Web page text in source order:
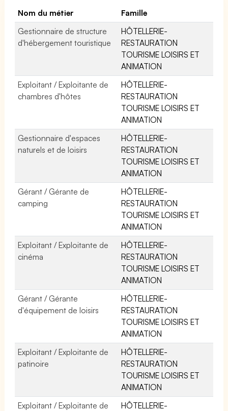
Nom du métier
Famille
Gestionnaire de structure
d'hébergement touristique
HÔTELLERIE-
RESTAURATION
TOURISME LOISIRS ET
ANIMATION
Exploitant / Exploitante de
chambres d'hôtes
HÔTELLERIE-
RESTAURATION
TOURISME LOISIRS ET
ANIMATION
Gestionnaire d'espaces
naturels et de loisirs
HÔTELLERIE-
RESTAURATION
TOURISME LOISIRS ET
ANIMATION
Gérant / Gérante de
camping
HÔTELLERIE-
RESTAURATION
TOURISME LOISIRS ET
ANIMATION
Exploitant / Exploitante de
cinéma
HÔTELLERIE-
RESTAURATION
TOURISME LOISIRS ET
ANIMATION
Gérant / Gérante
d'équipement de loisirs
HÔTELLERIE-
RESTAURATION
TOURISME LOISIRS ET
ANIMATION
Exploitant / Exploitante de
patinoire
HÔTELLERIE-
RESTAURATION
TOURISME LOISIRS ET
ANIMATION
Exploitant / Exploitante de
HÔTELLERIE-